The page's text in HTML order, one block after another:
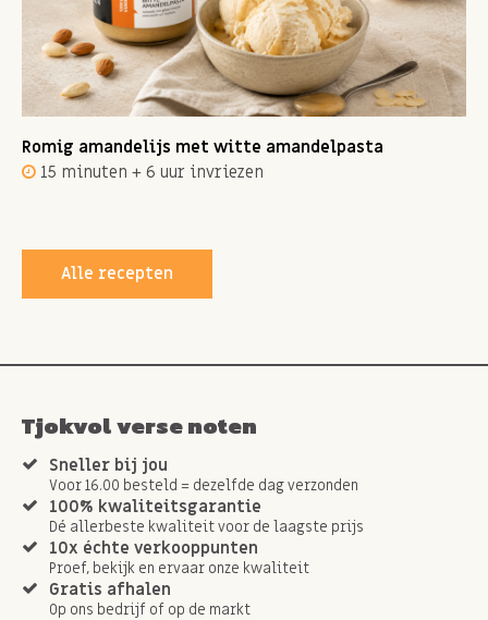
Romig amandelijs met witte amandelpasta
15 minuten + 6 uur invriezen
Alle recepten
Tjokvol verse noten
Sneller bij jou
Voor 16.00 besteld = dezelfde dag verzonden
100% kwaliteitsgarantie
Dé allerbeste kwaliteit voor de laagste prijs
10x échte verkooppunten
Proef, bekijk en ervaar onze kwaliteit
Gratis afhalen
Op ons bedrijf of op de markt